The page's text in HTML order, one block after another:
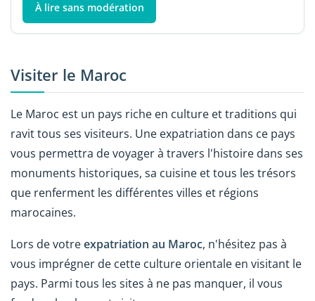
À lire sans modération
Visiter le Maroc
Le Maroc est un pays riche en culture et traditions qui
ravit tous ses visiteurs. Une expatriation dans ce pays
vous permettra de voyager à travers l'histoire dans ses
monuments historiques, sa cuisine et tous les trésors
que renferment les différentes villes et régions
marocaines.
Lors de votreexpatriation au Maroc, n'hésitez pas à
vous imprégner de cette culture orientale en visitant le
pays. Parmi tous les sites à ne pas manquer, il vous